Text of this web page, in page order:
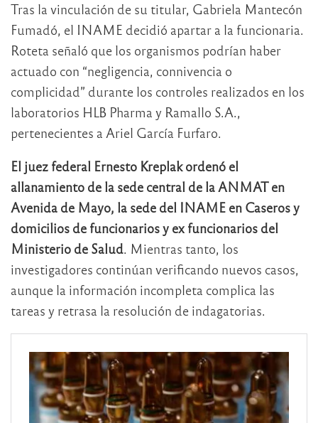
Tras la vinculación de su titular, Gabriela Mantecón
Fumadó, el INAME decidió apartar a la funcionaria.
Roteta señaló que los organismos podrían haber
actuado con “negligencia, connivencia o
complicidad” durante los controles realizados en los
laboratorios HLB Pharma y Ramallo S.A.,
pertenecientes a Ariel García Furfaro.
El juez federal Ernesto Kreplak ordenó el
allanamiento de la sede central de la ANMAT en
Avenida de Mayo, la sede del INAME en Caseros y
domicilios de funcionarios y ex funcionarios del
Ministerio de Salud. Mientras tanto, los
investigadores continúan verificando nuevos casos,
aunque la información incompleta complica las
tareas y retrasa la resolución de indagatorias.